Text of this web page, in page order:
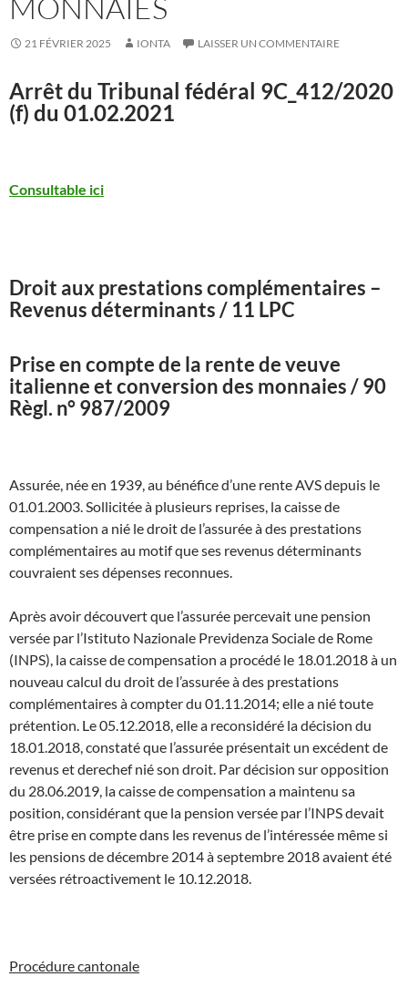
21 FÉVRIER 2025 IONTA LAISSER UN COMMENTAIRE
Arrêt du Tribunal fédéral 9C_412/2020
(f) du 01.02.2021
Consultable ici
Droit aux prestations complémentaires –
Revenus déterminants / 11 LPC
Prise en compte de la rente de veuve
italienne et conversion des monnaies / 90
Règl. n° 987/2009
Assurée, née en 1939, au bénéfice d’une rente AVS depuis le
01.01.2003. Sollicitée à plusieurs reprises, la caisse de
compensation a nié le droit de l’assurée à des prestations
complémentaires au motif que ses revenus déterminants
couvraient ses dépenses reconnues.
Après avoir découvert que l’assurée percevait une pension
versée par l’Istituto Nazionale Previdenza Sociale de Rome
(INPS), la caisse de compensation a procédé le 18.01.2018 à un
nouveau calcul du droit de l’assurée à des prestations
complémentaires à compter du 01.11.2014; elle a nié toute
prétention. Le 05.12.2018, elle a reconsidéré la décision du
18.01.2018, constaté que l’assurée présentait un excédent de
revenus et derechef nié son droit. Par décision sur opposition
du 28.06.2019, la caisse de compensation a maintenu sa
position, considérant que la pension versée par l’INPS devait
être prise en compte dans les revenus de l’intéressée même si
les pensions de décembre 2014 à septembre 2018 avaient été
versées rétroactivement le 10.12.2018.
Procédure cantonale